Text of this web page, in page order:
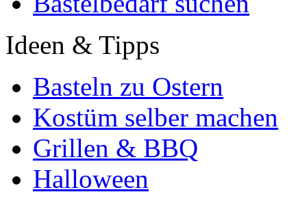
Ideen & Tipps
Basteln zu Ostern
Kostüm selber machen
Grillen & BBQ
Halloween